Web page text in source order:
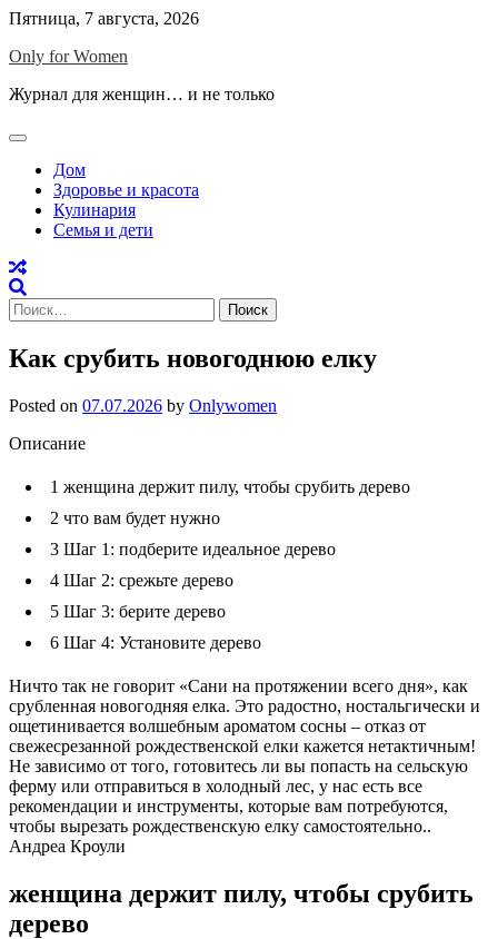
Skip
content
Пятница, 7 августа, 2026
Only for Women
Журнал для женщин… и не только
Дом
Здоровье и красота
Кулинария
Семья и дети
Найти:
Как срубить новогоднюю елку
Posted on 07.07.2026 by Onlywomen
Описание
1 женщина держит пилу, чтобы срубить дерево
2 что вам будет нужно
3 Шаг 1: подберите идеальное дерево
4 Шаг 2: срежьте дерево
5 Шаг 3: берите дерево
6 Шаг 4: Установите дерево
Ничто так не говорит «Сани на протяжении всего дня», как
срубленная новогодняя елка. Это радостно, ностальгически и
ощетинивается волшебным ароматом сосны – отказ от
свежесрезанной рождественской елки кажется нетактичным!
Не зависимо от того, готовитесь ли вы попасть на сельскую
ферму или отправиться в холодный лес, у нас есть все
рекомендации и инструменты, которые вам потребуются,
чтобы вырезать рождественскую елку самостоятельно..
Андреа Кроули
женщина держит пилу, чтобы срубить
дерево